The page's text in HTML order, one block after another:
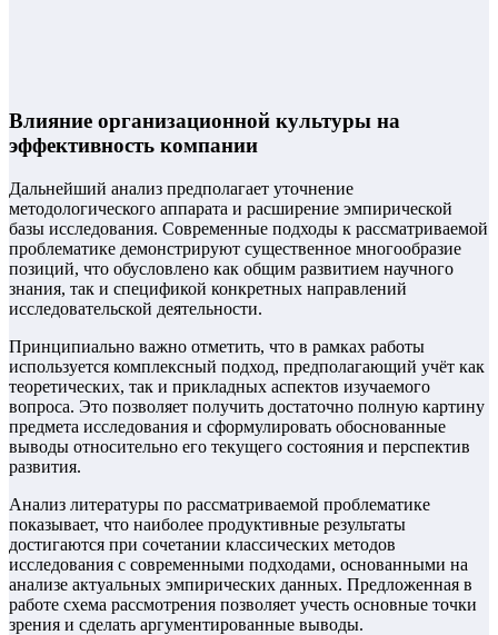
Влияние организационной культуры на
эффективность компании
Дальнейший анализ предполагает уточнение
методологического аппарата и расширение эмпирической
базы исследования. Современные подходы к рассматриваемой
проблематике демонстрируют существенное многообразие
позиций, что обусловлено как общим развитием научного
знания, так и спецификой конкретных направлений
исследовательской деятельности.
Принципиально важно отметить, что в рамках работы
используется комплексный подход, предполагающий учёт как
теоретических, так и прикладных аспектов изучаемого
вопроса. Это позволяет получить достаточно полную картину
предмета исследования и сформулировать обоснованные
выводы относительно его текущего состояния и перспектив
развития.
Анализ литературы по рассматриваемой проблематике
показывает, что наиболее продуктивные результаты
достигаются при сочетании классических методов
исследования с современными подходами, основанными на
анализе актуальных эмпирических данных. Предложенная в
работе схема рассмотрения позволяет учесть основные точки
зрения и сделать аргументированные выводы.